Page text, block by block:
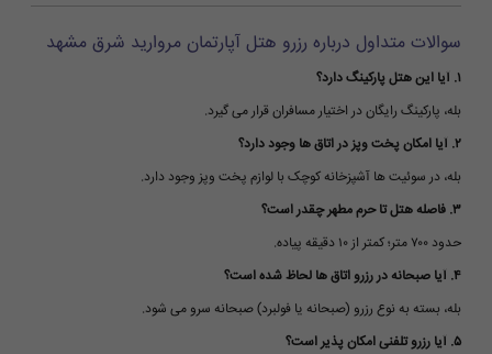
سوالات متداول درباره رزرو هتل آپارتمان مروارید شرق مشهد
۱. آیا این هتل پارکینگ دارد؟
بله، پارکینگ رایگان در اختیار مسافران قرار می گیرد.
۲. آیا امکان پخت وپز در اتاق ها وجود دارد؟
بله، در سوئیت ها آشپزخانه کوچک با لوازم پخت وپز وجود دارد.
۳. فاصله هتل تا حرم مطهر چقدر است؟
حدود ۷۰۰ متر؛ کمتر از ۱۰ دقیقه پیاده.
۴. آیا صبحانه در رزرو اتاق ها لحاظ شده است؟
بله، بسته به نوع رزرو (صبحانه یا فولبرد) صبحانه سرو می شود.
۵. آیا رزرو تلفنی امکان پذیر است؟